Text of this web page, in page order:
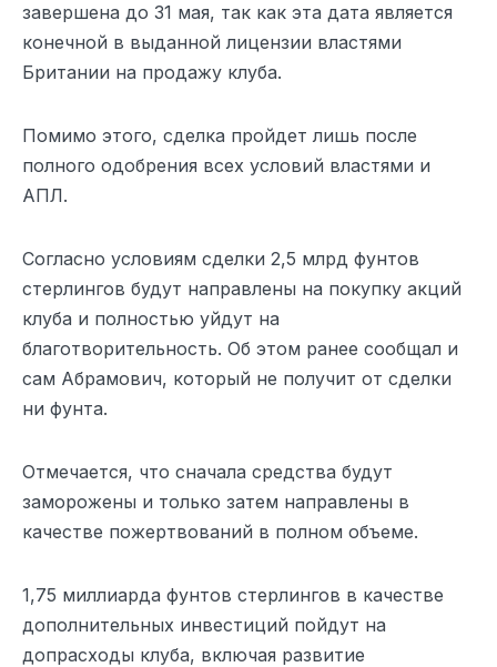
завершена до 31 мая, так как эта дата является
конечной в выданной лицензии властями
Британии на продажу клуба.
Помимо этого, сделка пройдет лишь после
полного одобрения всех условий властями и
АПЛ.
Согласно условиям сделки 2,5 млрд фунтов
стерлингов будут направлены на покупку акций
клуба и полностью уйдут на
благотворительность. Об этом ранее сообщал и
сам Абрамович, который не получит от сделки
ни фунта.
Отмечается, что сначала средства будут
заморожены и только затем направлены в
качестве пожертвований в полном объеме.
1,75 миллиарда фунтов стерлингов в качестве
дополнительных инвестиций пойдут на
допрасходы клуба, включая развитие